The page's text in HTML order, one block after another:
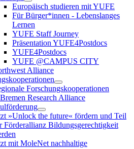
Europäisch studieren mit YUFE
Für Bürger*innen - Lebenslanges
Lernen
YUFE Staff Journey
Präsentation YUFE4Postdocs
YUFE4Postdocs
YUFE @CAMPUS CITY
Alliance
Forschungskooperationen
Research Alliance
»Unlock the future« fördern und Teil
Förderallianz Bildungsgerechtigkeit
mit MoleNet nachhaltige